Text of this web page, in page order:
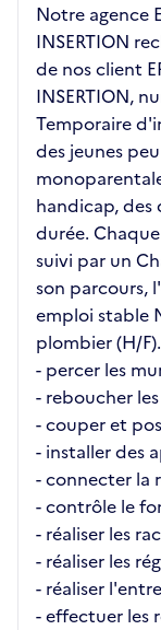
Notre agence
INSERTION
de nos client
INSERTION,
Temporaire
des jeunes
handicap, des
durée.
suivi par un
son parcours,
emploi stable
plombier (H/
- percer les
- reboucher
- couper et
- installer des
- connecter la
- contrôle le
- réaliser les
- réaliser les
- réaliser
- effectuer les